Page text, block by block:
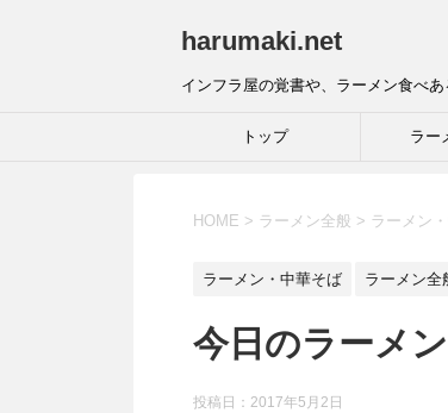
harumaki.net
インフラ屋の覚書や、ラーメン食べあ
トップ ラー
HOME > ラーメン全般 > ラーメン
ラーメン・中華そば ラーメン全
今日のラーメ
投稿日：2017年5月2日